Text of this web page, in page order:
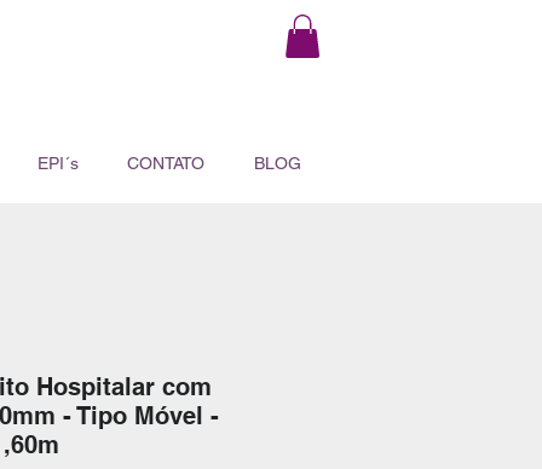
EPI´s CONTATO BLOG
Hospitalar com
- Tipo Móvel -